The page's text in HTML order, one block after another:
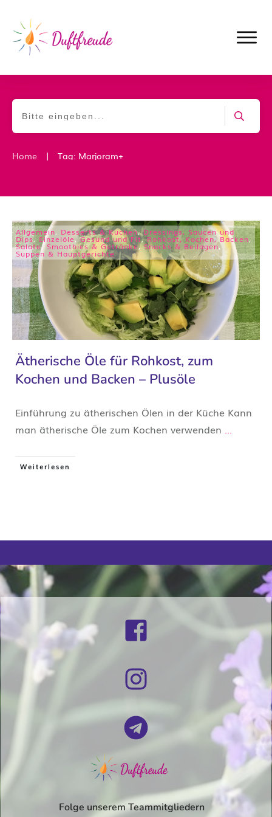
Home | Tag: Marjoram+
Allgemein, Desserts & Kuchen,Dressings, Saucen und
Dips, Einzelöle,Gesund und Fit,Rohkost, Kochen, Backen,
Salate,Smoothies & Getränke,Snacks & Beilagen,
Suppen & Hauptgerichte
Ätherische Öle für Rohkost, zum
Kochen und Backen – Plusöle
Einführung zu ätherischen Ölen in der Küche Kann
man ätherische Öle zum Kochen verwenden ...
Weiterlesen
Folge unserem Teammitgliedern